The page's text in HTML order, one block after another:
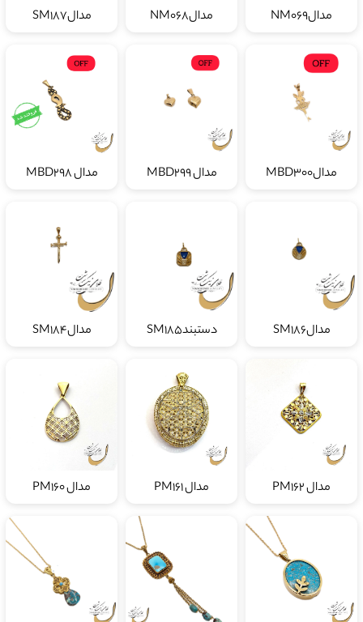
مدالNM069 مدالNM068 مدالSM187
مدالMBD300 مدال MBD299 مدال MBD298
مدالSM186 دستبندSM185 مدالSM184
مدال PM162 مدال PM161 مدال PM160